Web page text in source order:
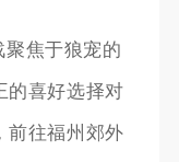
聚焦于狼宠的
的喜好选择对
前往福州郊外